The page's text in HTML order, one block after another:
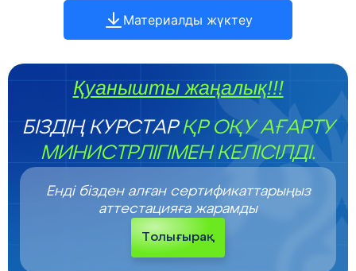
Материалды жүктеу
Қуанышты жаңалық!!!
БІЗДІҢ КУРСТАРҚР ОҚУ АҒАРТУ
МИНИСТРЛІГІМЕН КЕЛІСІЛДІ.
Енді бізден алған сертификаттарыңыз
аттестацияға жарамды
Толығырақ